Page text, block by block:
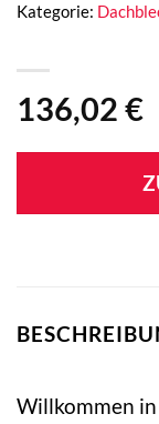
136,02 €
Kategorie:
Willkommen